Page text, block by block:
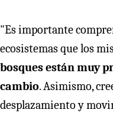
"Es importante
ecosistemas que los
bosques están muy
cambio. Asimismo,
desplazamiento y